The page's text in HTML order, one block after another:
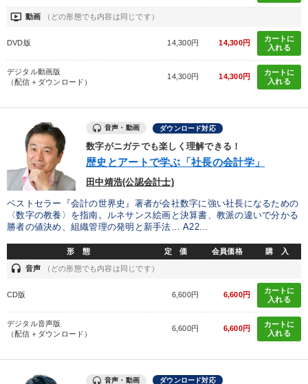
※「更新」を押すと「タグ・キーワード」を更新いただけます。
ondemand_video 動画 （どの形態でも内容は同じです）
DVD版 14,300円 14,300円
カートに
入れる
デジタル動画版
（配信＋ダウンロード）
14,300円 14,300円
カートに
入れる
音声・動画 ダウンロード対応
数字がニガテでも楽しく理解できる！
歴史とアートで学ぶ「社長の会計学」
田中靖浩(公認会計士)
ベストセラー『会計の世界史』著者が会社数字に強い社長になるための
〈数字の教養〉を指南。ルネサンス絵画と決算書、教派の違いで分かる
勝者の値決め、組織管理の発明と新手法… A22...
形 態 定 価 会員価格 購 入
headset 音声 （どの形態でも内容は同じです）
CD版 6,600円 6,600円
カートに
入れる
デジタル音声版
（配信＋ダウンロード）
6,600円 6,600円
カートに
入れる
音声・動画 ダウンロード対応